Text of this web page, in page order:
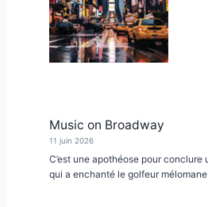
Music on Broadway
11 juin 2026
C’est une apothéose pour conclure
qui a enchanté le golfeur